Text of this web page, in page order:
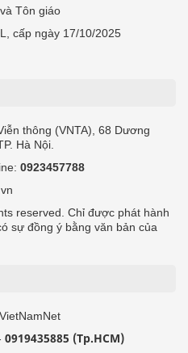
Tôn giáo
cấp ngày 17/10/2025
thông (VNTA), 68 Dương
Hà Nội.
0923457788
reserved. Chỉ được phát hành
sự đồng ý bằng văn bản của
0919435885 (Tp.HCM)